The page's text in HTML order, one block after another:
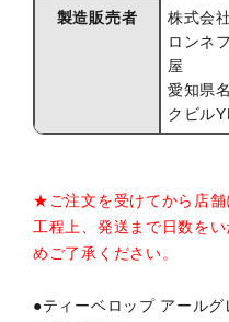
製造販売者
株式会
ロンネ
屋
愛知県
クビル
★ご注文を受けてから店
工程上、発送まで日数を
めご了承ください。
●ティーベロップ アール